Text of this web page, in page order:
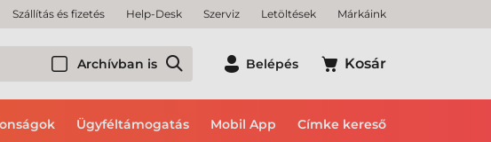
Szállítás és fizetés Help-Desk Szerviz Letöltések Márkáink
Archívban is Belépés Kosár
Ügyféltámogatás Mobil App Címke kereső